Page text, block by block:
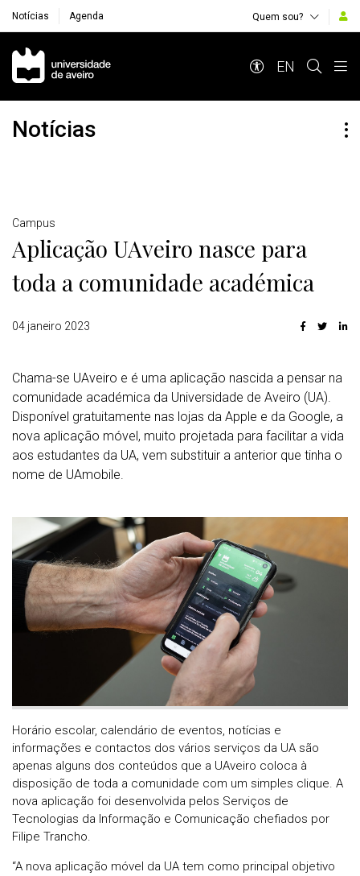
Notícias Agenda Quem sou?
Navegação Principal
EN
Notícias
Detalhes
Campus
Aplicação UAveiro nasce para
toda a comunidade académica
04 janeiro 2023
Chama-se UAveiro e é uma aplicação nascida a pensar na
comunidade académica da Universidade de Aveiro (UA).
Disponível gratuitamente nas lojas da Apple e da Google, a
nova aplicação móvel, muito projetada para facilitar a vida
aos estudantes da UA, vem substituir a anterior que tinha o
nome de UAmobile.
Horário escolar, calendário de eventos, notícias e
informações e contactos dos vários serviços da UA são
apenas alguns dos conteúdos que a UAveiro coloca à
disposição de toda a comunidade com um simples clique. A
nova aplicação foi desenvolvida pelos Serviços de
Tecnologias da Informação e Comunicação chefiados por
Filipe Trancho.
“A nova aplicação móvel da UA tem como principal objetivo